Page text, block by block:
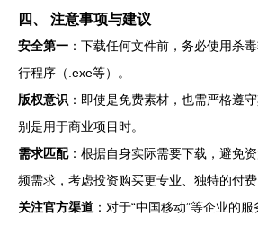
四、 注意事项与建议
安全第一 ：下载任何文件前，务必使用杀
行程序（.exe等）。
版权意识 ：即使是免费素材，也需严格遵
别是用于商业项目时。
需求匹配：根据自身实际需要下载，避免
频需求，考虑投资购买更专业、独特的付费
关注官方渠道 ：对于“中国移动”等企业的